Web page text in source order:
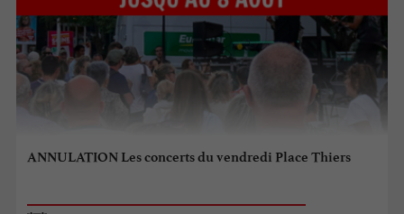
ANNULATION Les concerts du vendredi Place Thiers